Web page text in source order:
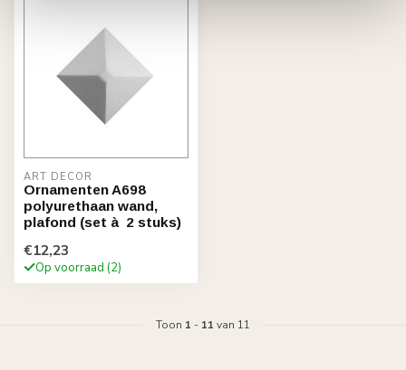
ART DÉCOR
Ornamenten A698
polyurethaan wand,
plafond (set à 2 stuks)
€12,23
Op voorraad (2)
Toon 1 - 11 van 11